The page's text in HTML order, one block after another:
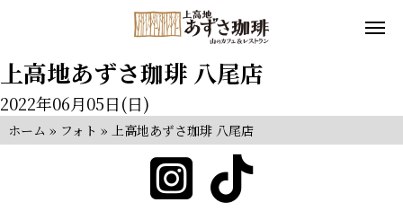
上高地あずさ珈琲 八尾店
2022年06月05日(日)
ホーム » フォト »上高地あずさ珈琲 八尾店